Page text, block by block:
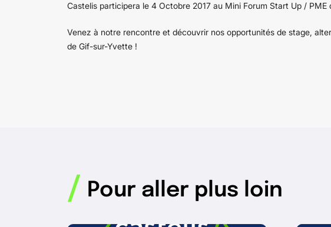
Castelis participera le 4 Octobre 2017 au Mini Forum Start Up / PME
Venez à notre rencontre et découvrir nos opportunités de stage,
de Gif-sur-Yvette !
/ Pour aller plus loin